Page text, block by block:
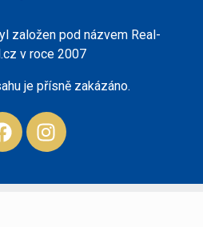
založen pod názvem Real-
v roce 2007
je přísně zakázáno.